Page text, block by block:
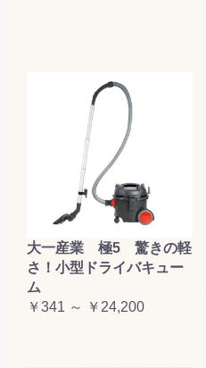
大一産業 極5 驚きの軽
さ！小型ドライバキュー
ム
￥341 ～ ￥24,200